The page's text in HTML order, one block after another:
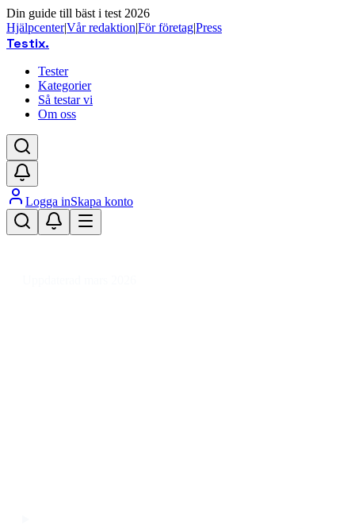
Din guide till bäst i test 2026
Hjälpcenter|Vår redaktion|För företag|Press
Testix.
Tester
Kategorier
Så testar vi
Om oss
Logga inSkapa konto